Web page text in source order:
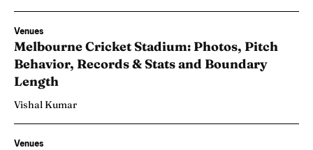
Venues
Melbourne Cricket Stadium: Photos, Pitch
Behavior, Records & Stats and Boundary
Length
Vishal Kumar
Venues